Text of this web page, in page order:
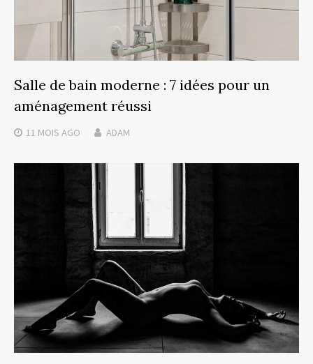
Salle de bain moderne : 7 idées pour un
aménagement réussi
11 MOIS AGO ADAM